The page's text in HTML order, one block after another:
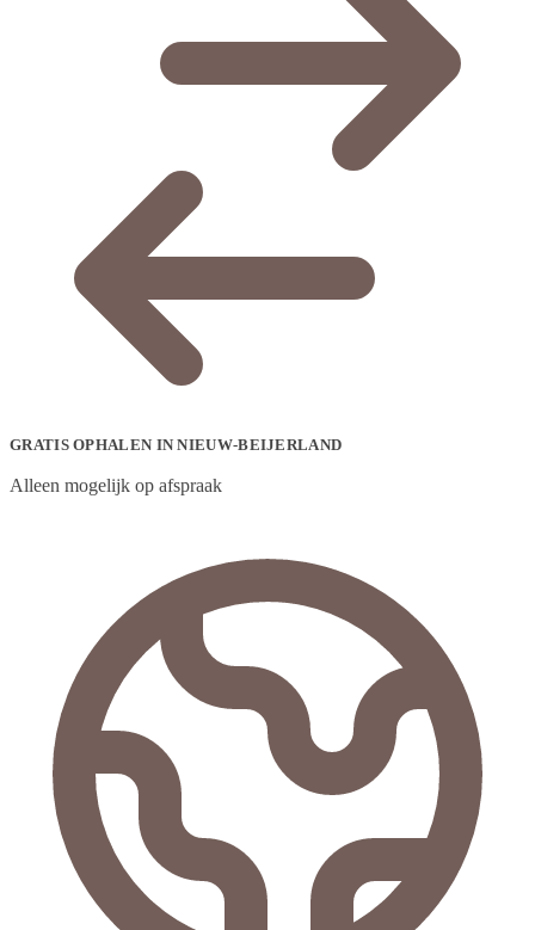
GRATIS OPHALEN IN NIEUW-BEIJERLAND
Alleen mogelijk op afspraak